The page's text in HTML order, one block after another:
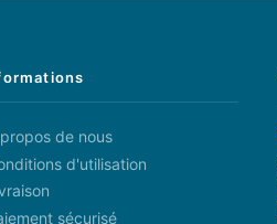
de nous
d'utilisation
sécurisé